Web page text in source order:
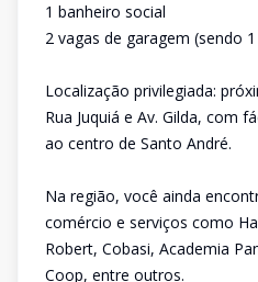
1 banheiro social
2 vagas de garagem (sendo
Localização privilegiada:
Rua Juquiá e Av. Gilda, com
ao centro de Santo André.
Na região, você ainda
comércio e serviços como
Robert, Cobasi, Academia
Coop, entre outros.